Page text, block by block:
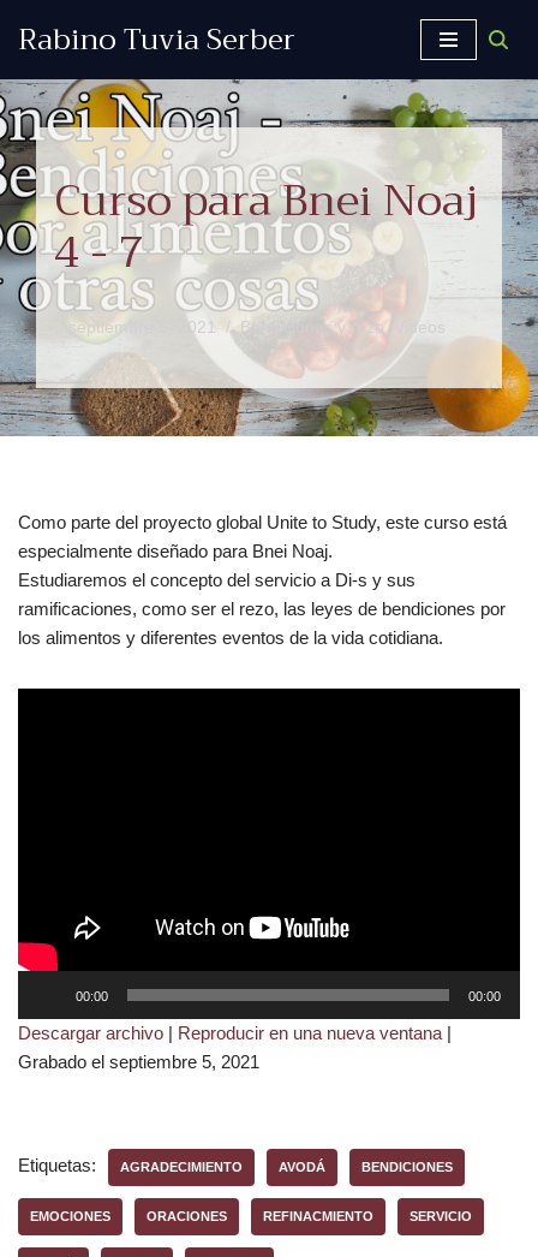
contenido
Rabino Tuvia Serber
Curso para Bnei Noaj
4 - 7
septiembre 5, 2021 Bendiciones y rezo, Videos
Como parte del proyecto global Unite to Study, este curso está
especialmente diseñado para Bnei Noaj.
Estudiaremos el concepto del servicio a Di-s y sus
ramificaciones, como ser el rezo, las leyes de bendiciones por
los alimentos y diferentes eventos de la vida cotidiana.
p
r
u
o
00:00 00:00
Descargar archivo | Reproducir en una nueva ventana |
Grabado el septiembre 5, 2021
Etiquetas: AGRADECIMIENTO AVODÁ BENDICIONES
EMOCIONES ORACIONES REFINACMIENTO SERVICIO